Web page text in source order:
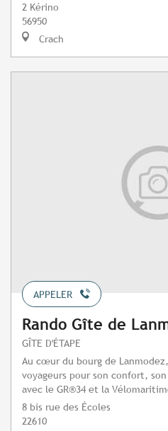
2 Kérino
56950
Crach
APPELER
Rando Gîte de
GÎTE D'ÉTAPE
Au cœur du bourg de
voyageurs pour son confort,
avec le GR®34 et la
8 bis rue des Écoles
22610